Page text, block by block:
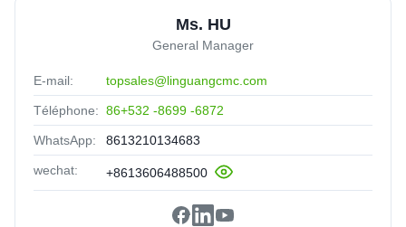
Ms. HU
General Manager
E-mail: topsales@linguangcmc.com
Téléphone: 86+532 -8699 -6872
WhatsApp: 8613210134683
wechat: +8613606488500